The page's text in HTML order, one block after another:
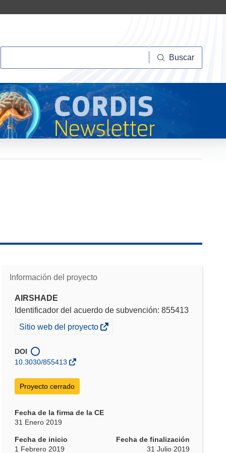
Buscar
Información del proyecto
AIRSHADE
Identificador del acuerdo de subvención: 855413
(se
una
nueva
Sitio web del proyecto
DOI
10.3030/855413
Proyecto cerrado
Fecha de la firma de la CE
31 Enero 2019
Fecha de inicio
1 Febrero 2019
Fecha de finalización
31 Julio 2019